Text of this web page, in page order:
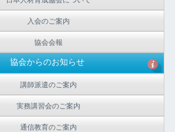
入会のご案内
協会会報
協会からのお知らせ
講師派遣のご案内
実務講習会のご案内
通信教育のご案内